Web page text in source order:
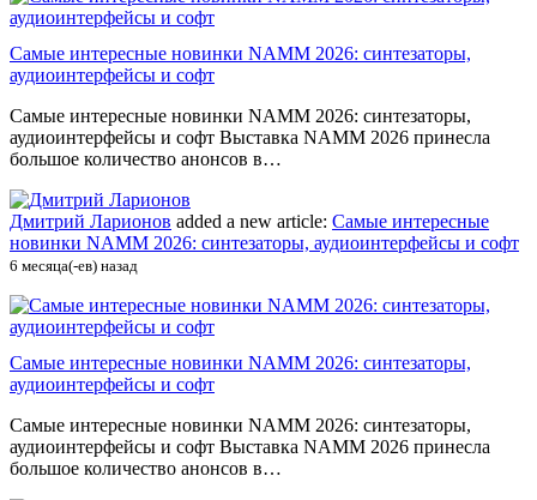
Самые интересные новинки NAMM 2026: синтезаторы,
аудиоинтерфейсы и софт
Самые интересные новинки NAMM 2026: синтезаторы,
аудиоинтерфейсы и софт Выставка NAMM 2026 принесла
большое количество анонсов в…
Дмитрий Ларионов added a new article: Самые интересные
новинки NAMM 2026: синтезаторы, аудиоинтерфейсы и софт
6 месяца(-ев) назад
Самые интересные новинки NAMM 2026: синтезаторы,
аудиоинтерфейсы и софт
Самые интересные новинки NAMM 2026: синтезаторы,
аудиоинтерфейсы и софт Выставка NAMM 2026 принесла
большое количество анонсов в…